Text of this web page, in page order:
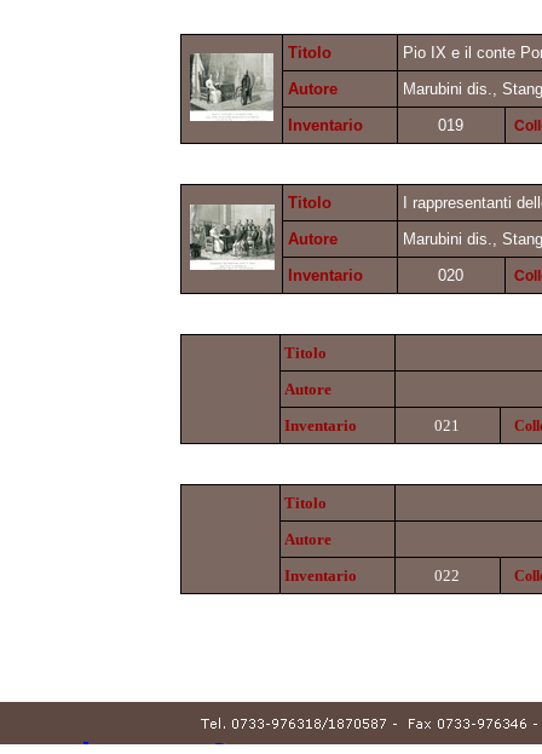
Titolo
Pio IX e il conte
Autore
Marubini dis.,
Inventario
019
Titolo
I rappresentanti
Autore
Marubini dis.,
Inventario
020
Titolo
Autore
Inventario
021
Titolo
Autore
Inventario
022